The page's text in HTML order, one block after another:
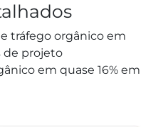
em quase 16% em